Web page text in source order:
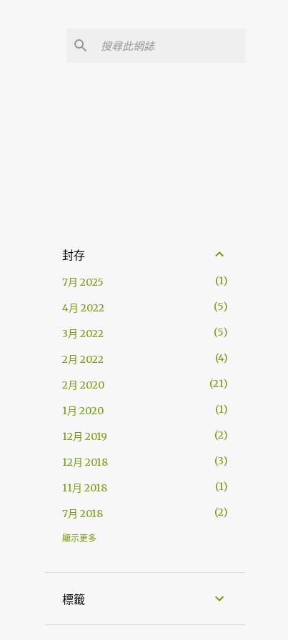
封存
7月 2025 1
4月 2022 5
3月 2022 5
2月 2022 4
2月 2020 21
1月 2020 1
12月 2019 2
12月 2018 3
11月 2018 1
7月 2018 2
4月 2018
11月 2017
顯示更多
標籤